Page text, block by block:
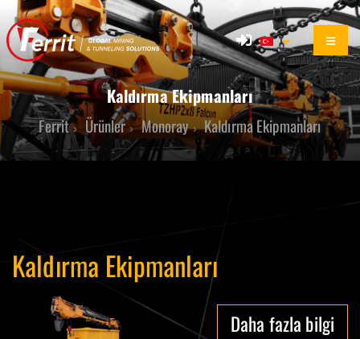
Kaldırma Ekipmanları
Ferrit Ürünler Monoray Kaldırma Ekipmanları
Kaldırma Ekipmanları
Daha fazla bilgi